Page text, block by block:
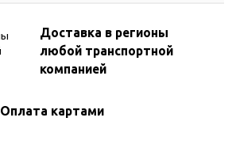
Доставка в регионы
любой транспортной
компанией
Оплата картами